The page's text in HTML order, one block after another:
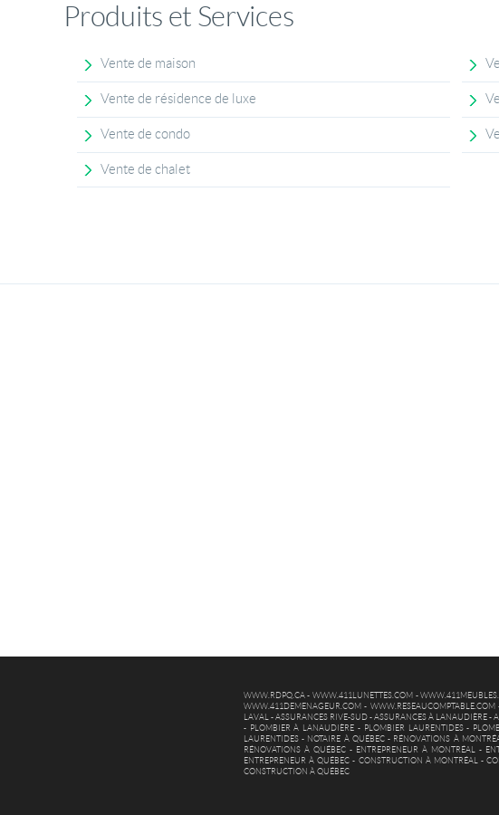
Produits et Services
Vente de maison
Vente de résidence de luxe
Vente de condo
Vente de chalet
WWW.RDPQ.CA-WWW.411LUNETTES.COM -
WWW.411DEMENAGEUR.COM - WWW.RESEAUCOMPTABLE.COM
LAVAL
- ASSURANCES RIVE-SUD-ASSURANCES À LANAUDIÈRE -
- PLOMBIER À LANAUDIÈRE - PLOMBIER LAURENTIDES-
LAURENTIDES- NOTAIRE À QUÉBEC- RÉNOVATIONS À
RÉNOVATIONS À QUÉBEC- ENTREPRENEUR À MONTRÉAL -
ENTREPRENEUR À QUÉBEC - CONSTRUCTION À MONTRÉAL -
CONSTRUCTION À QUÉBEC